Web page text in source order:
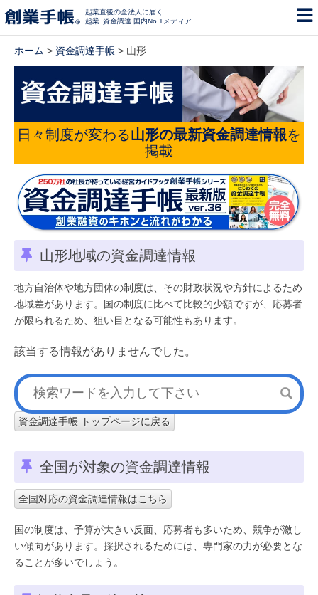
起業直後の全法人に届く
起業･資金調達 国内No.1メディア
ホーム > 資金調達手帳 > 山形
日々制度が変わる山形の最新資金調達情報を
掲載
山形地域の資金調達情報
地方自治体や地方団体の制度は、その財政状況や方針によるため
地域差があります。国の制度に比べて比較的少額ですが、応募者
が限られるため、狙い目となる可能性もあります。
該当する情報がありませんでした。
資金調達手帳 トップページに戻る
全国が対象の資金調達情報
全国対応の資金調達情報はこちら
国の制度は、予算が大きい反面、応募者も多いため、競争が激し
い傾向があります。採択されるためには、専門家の力が必要とな
ることが多いでしょう。